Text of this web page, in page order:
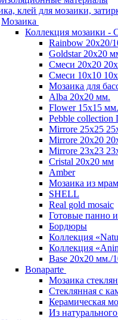
клей для мозаики,
Мозаика
Коллекция мозаики -
Rainbow 20x20/
Goldstar 20х20
Смеси 20х20
Смеси 10х10
Мозаика для
Alba 20x20 мм.
Flower 15x15 мм.
Pebble
Mirrore 25х25
Mirrore 20х20
Mirrore 23х23
Cristal 20х20 мм
Amber
Мозаика из
SHELL
Real gold mosaic
Готовые панно
Бордюры
Коллекция
Коллекция
Base 20x20 мм./
Bonaparte
Мозаика
Стеклянная с
Керамическая
Из